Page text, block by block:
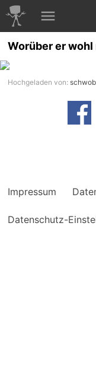
Worüber er
Hochgeladen von:
Impressum
Datenschutz-